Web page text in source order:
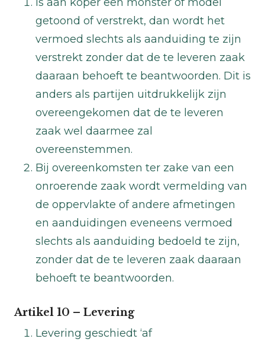
getoond of verstrekt, dan wordt het
vermoed slechts als aanduiding te zijn
verstrekt zonder dat de te leveren zaak
daaraan behoeft te beantwoorden. Dit is
anders als partijen uitdrukkelijk zijn
overeengekomen dat de te leveren
zaak wel daarmee zal
overeenstemmen.
Bij overeenkomsten ter zake van een
onroerende zaak wordt vermelding van
de oppervlakte of andere afmetingen
en aanduidingen eveneens vermoed
slechts als aanduiding bedoeld te zijn,
zonder dat de te leveren zaak daaraan
behoeft te beantwoorden.
Artikel 10 – Levering
Levering geschiedt ‘af